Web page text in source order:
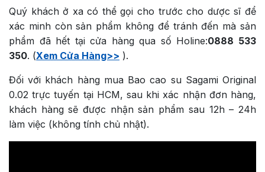
Quý khách ở xa có thể gọi cho trước cho dược sĩ để
xác minh còn sản phẩm không để tránh đến mà sản
phẩm đã hết tại cửa hàng qua số Holine:0888 533
350. (Xem Cửa Hàng>> ).
Đối với khách hàng mua Bao cao su Sagami Original
0.02 trực tuyến tại HCM, sau khi xác nhận đơn hàng,
khách hàng sẽ được nhận sản phẩm sau 12h – 24h
làm việc (không tính chủ nhật).